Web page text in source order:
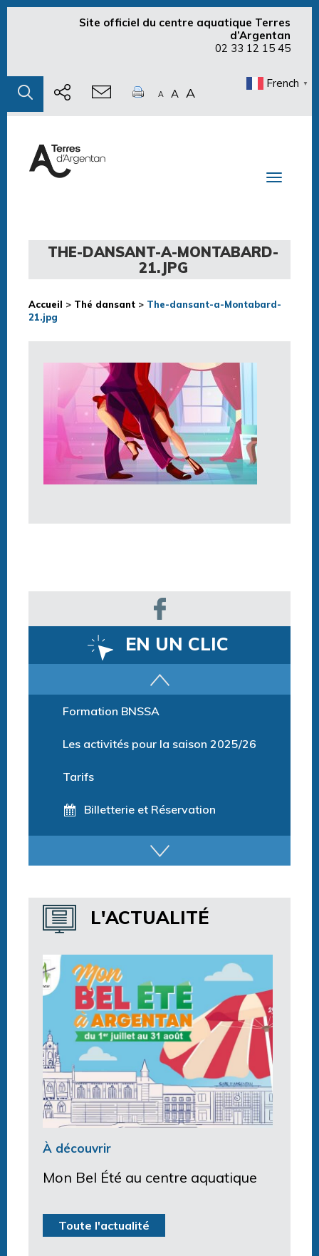
Site officiel du centre aquatique Terres
d’Argentan
02 33 12 15 45
A A A
French ▼
Toggle
THE-DANSANT-A-MONTABARD-
21.JPG
Accueil > Thé dansant > The-dansant-a-Montabard-
21.jpg
EN UN CLIC
Parcours training
Horaires espace détente
L'ACTUALITÉ
À découvrir
Mon Bel Été au centre aquatique
Toute l'actualité